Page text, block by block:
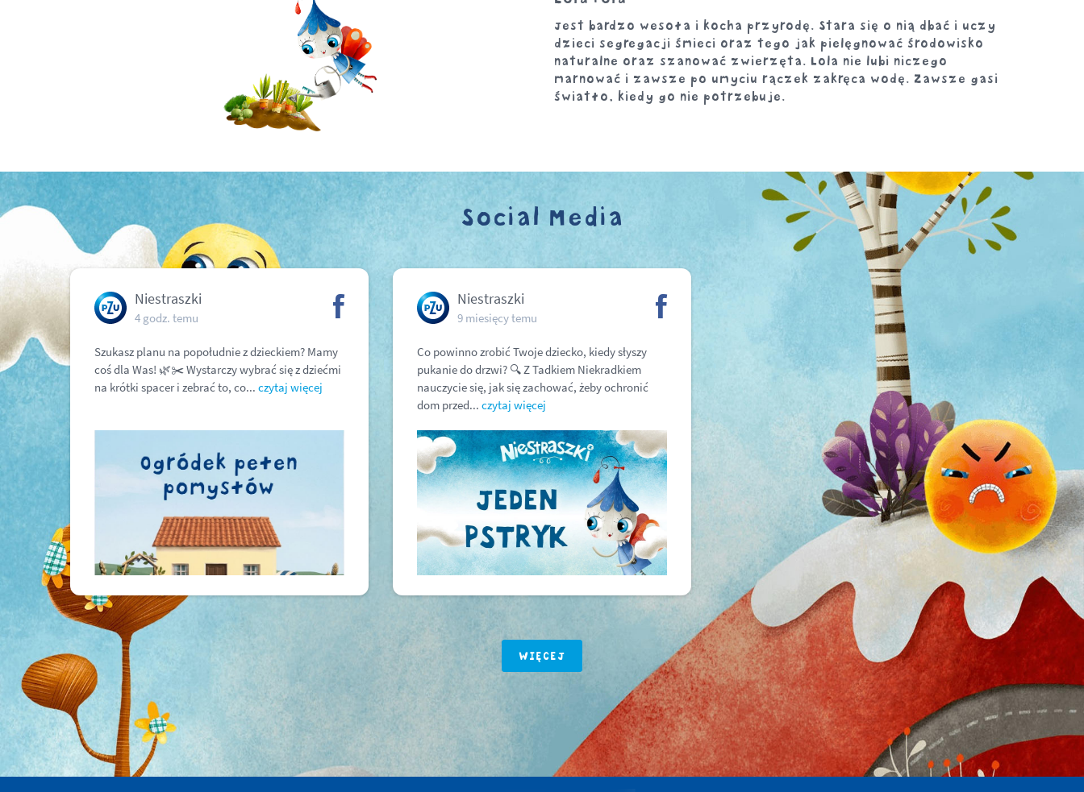
Jest bardzo wesoła i kocha przyrodę. Stara się o nią dbać i uczy
dzieci segregacji śmieci oraz tego jak pielęgnować środowisko
naturalne oraz szanować zwierzęta. Lola nie lubi niczego
marnować i zawsze po umyciu rączek zakręca wodę. Zawsze gasi
światło, kiedy go nie potrzebuje.
Social Media
Niestraszki
4 godz. temu
Szukasz planu na popołudnie z dzieckiem? Mamy
coś dla Was! 🌿✂️ Wystarczy wybrać się z dziećmi
na krótki spacer i zebrać to, co... czytaj więcej
Niestraszki
9 miesięcy temu
Co powinno zrobić Twoje dziecko, kiedy słyszy
pukanie do drzwi? 🔍 Z Tadkiem Niekradkiem
nauczycie się, jak się zachować, żeby ochronić
dom przed... czytaj więcej
WIĘCEJ